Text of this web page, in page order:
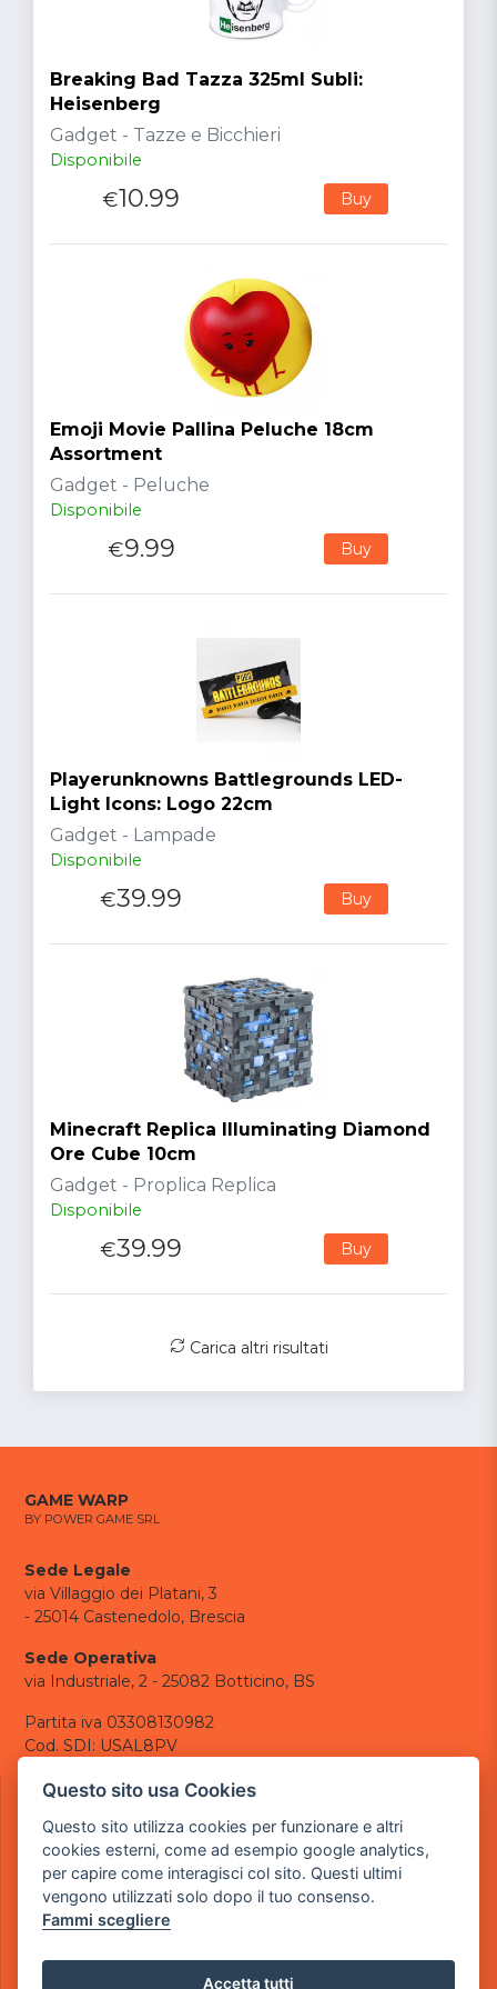
Breaking Bad Tazza 325ml Subli:
Heisenberg
Gadget - Tazze e Bicchieri
Disponibile
€10.99 Buy
Emoji Movie Pallina Peluche 18cm
Assortment
Gadget - Peluche
Disponibile
€9.99 Buy
Playerunknowns Battlegrounds LED-
Light Icons: Logo 22cm
Gadget - Lampade
Disponibile
€39.99 Buy
Minecraft Replica Illuminating Diamond
Ore Cube 10cm
Gadget - Proplica Replica
Disponibile
€39.99 Buy
Carica altri risultati
GAME WARP
BY POWER GAME SRL
Sede Legale
via Villaggio dei Platani, 3
- 25014 Castenedolo, Brescia
Sede Operativa
via Industriale, 2 - 25082 Botticino, BS
Partita iva 03308130982
Cod. SDI: USAL8PV
CONTATTI
tel.: +39 030 376 2377
tel.: +39 030 336 6259
pec:powergamesrl@legalmail.it
LINK UTILI
Informazioni generali
Questo sito usa Cookies
Questo sito utilizza cookies per funzionare e altri
cookies esterni, come ad esempio google analytics,
per capire come interagisci col sito. Questi ultimi
vengono utilizzati solo dopo il tuo consenso.
Fammi scegliere
Accetta tutti